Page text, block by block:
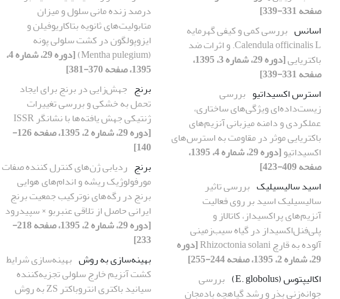
صفحه 331-339]
اسانس بررسی کمی و کیفی گهرمایه
Calendula officinalis L. و اثرات ضد
باکتریایی
[دوره 29، شماره 3، 1395،
صفحه 331-339]
استرس اکسیداتیو بررسی
زیست‌داده‌ای ویژگی‌های ساختاری،
عملکردی و دامنه میزبانی آنزیم‌های
باکتریایی موثر در مقاومت به استرس‌های
اکسیداتیو
[دوره 29، شماره 4، 1395،
صفحه 409-423]
اسید سالیسیلیک بررسی تاثیر
سالیسیلیک اسید بر روی فعالیت
آنزیم‌های پراکسیداز، کاتالاز و
پلی‌فنل‌اکسیداز در گیاه سیب‌زمینی
آلوده به قارچ Rhizoctonia solani
[دوره
29، شماره 2، 1395، صفحه 244-255]
اکالیپتوس (E. globolus)
بررسی
جوانه‌زنی بذر و رشد گیاهچه بادمجان
درصد زنده مانی سلول و میزان
متابولیت‌های ثانویه بتاکاریوفیلن و
ایزوپولگون در کشت سلولی پونه
(Mentha pulegium)
[دوره 29، شماره 4،
1395، صفحه 370-381]
برنج جهش‌زایی در برنج برای ایجاد
تحمل به خشکی و بررسی تغییرات
ژنتیکی جهش یافته‌ها با نشانگر ISSR
[دوره 29، شماره 2، 1395، صفحه 126-
140]
برنج ردیابی ژن‌های کنترل کننده صفات
مورفولوژیک ریشه و اندام‌های هوایی
برنج در رگه‌های نوترکیب جمعیت برنج
ایرانی حاصل از تلاقی عنبربو × سپیدرود
[دوره 29، شماره 2، 1395، صفحه 218-
233]
بهینه‌سازی به روش بهینه‌سازی شرایط
کشت آنزیم خارج سلولی تجزیه‌کننده
سیانید باکتری انتروباکتر ZS به روش